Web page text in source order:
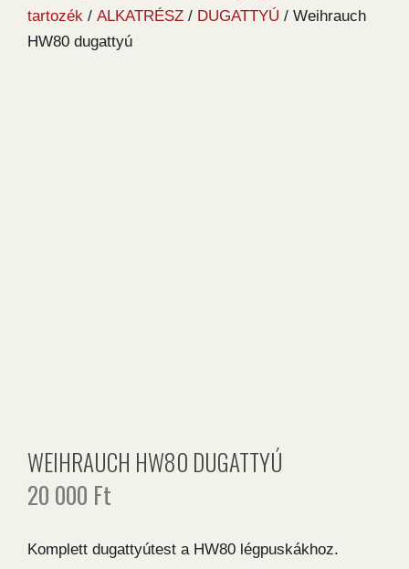
tartozék / ALKATRÉSZ / DUGATTYÚ / Weihrauch
HW80 dugattyú
WEIHRAUCH HW80 DUGATTYÚ
20 000 Ft
Komplett dugattyútest a HW80 légpuskákhoz.